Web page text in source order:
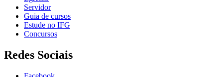
Servidor
Guia de cursos
Estude no IFG
Concursos
Redes Sociais